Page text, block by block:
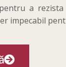
a
impecabil